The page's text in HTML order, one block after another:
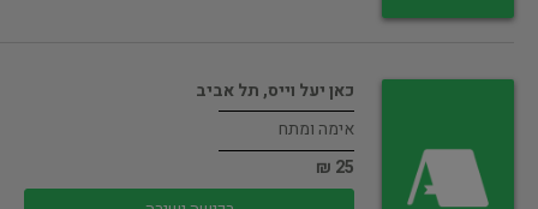
כאן יעל וייס, תל אביב
אימה ומתח
25 ₪